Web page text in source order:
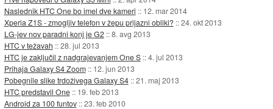
Naslednik HTC One bo imel dve kameri :: 12. mar 2014
Xperia Z1S - zmogljiv telefon v žepu prijazni obliki? ::24. okt 2013
LG-jev nov paradni konj je G2 ::8. avg 2013
HTC v težavah ::28. jul 2013
HTC je zaključil z nadgrajevanjem One S ::4. jul 2013
Prihaja Galaxy S4 Zoom :: 12. jun 2013
Pobegnile slike trdoživega Galaxy S4 ::21. maj 2013
HTC predstavil One :: 19. feb 2013
Android za 100 funtov ::23. feb 2010